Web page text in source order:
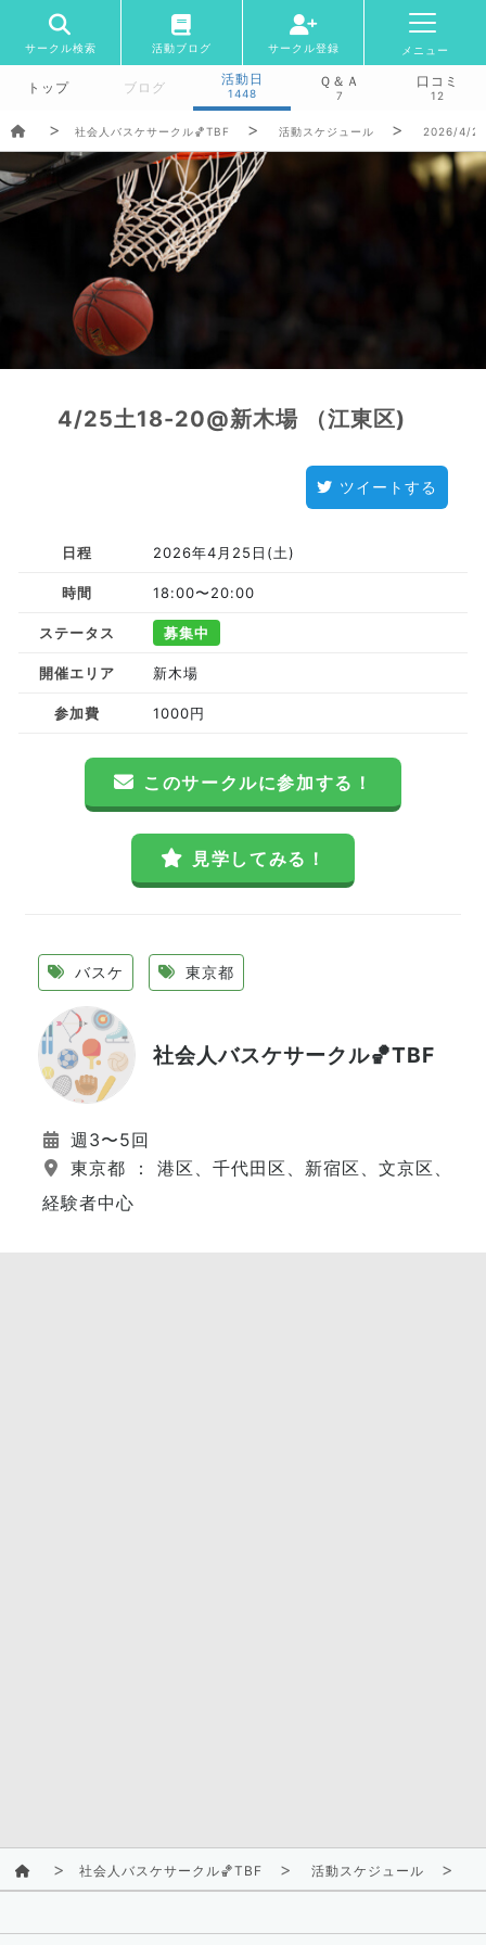
サークル検索 活動ブログ サークル登録 メニュー
トップ ブログ
活動日
1448
Ｑ＆Ａ
7
口コミ
12
社会人バスケサークル🏀TBF 活動スケジュール 2026/4/
4/25土18-20@新木場 （江東区)
ツイートする
日程 2026年4月25日(土)
時間 18:00〜20:00
ステータス 募集中
開催エリア 新木場
参加費 1000円
このサークルに参加する！
見学してみる！
バスケ 東京都
社会人バスケサークル🏀TBF
週3〜5回
東京都 ： 港区、千代田区、新宿区、文京区、江
経験者中心
社会人バスケサークル🏀TBF 活動スケジュール